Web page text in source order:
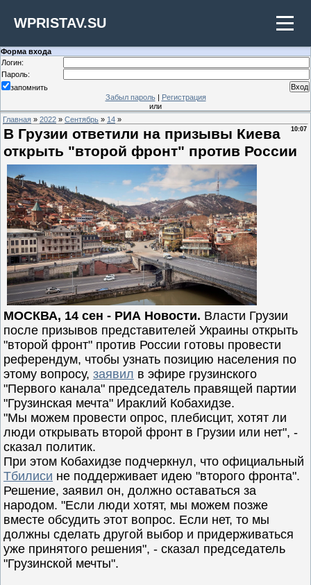
WPRISTAV.SU
Форма входа
Логин:
Пароль:
запомнить
Забыл пароль| Регистрация
или
Главная » 2022 » Сентябрь » 14 »
10:07
В Грузии ответили на призывы Киева
открыть "второй фронт" против России
МОСКВА, 14 сен - РИА Новости. Власти Грузии
после призывов представителей Украины открыть
"второй фронт" против России готовы провести
референдум, чтобы узнать позицию населения по
этому вопросу, заявил в эфире грузинского
"Первого канала" председатель правящей партии
"Грузинская мечта" Ираклий Кобахидзе.
"Мы можем провести опрос, плебисцит, хотят ли
люди открывать второй фронт в Грузии или нет", -
сказал политик.
При этом Кобахидзе подчеркнул, что официальный
Тбилиси не поддерживает идею "второго фронта".
Решение, заявил он, должно оставаться за
народом. "Если люди хотят, мы можем позже
вместе обсудить этот вопрос. Если нет, то мы
должны сделать другой выбор и придерживаться
уже принятого решения", - сказал председатель
"Грузинской мечты".